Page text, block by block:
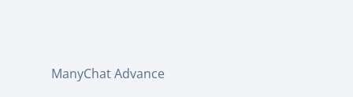
ManyChat Advance